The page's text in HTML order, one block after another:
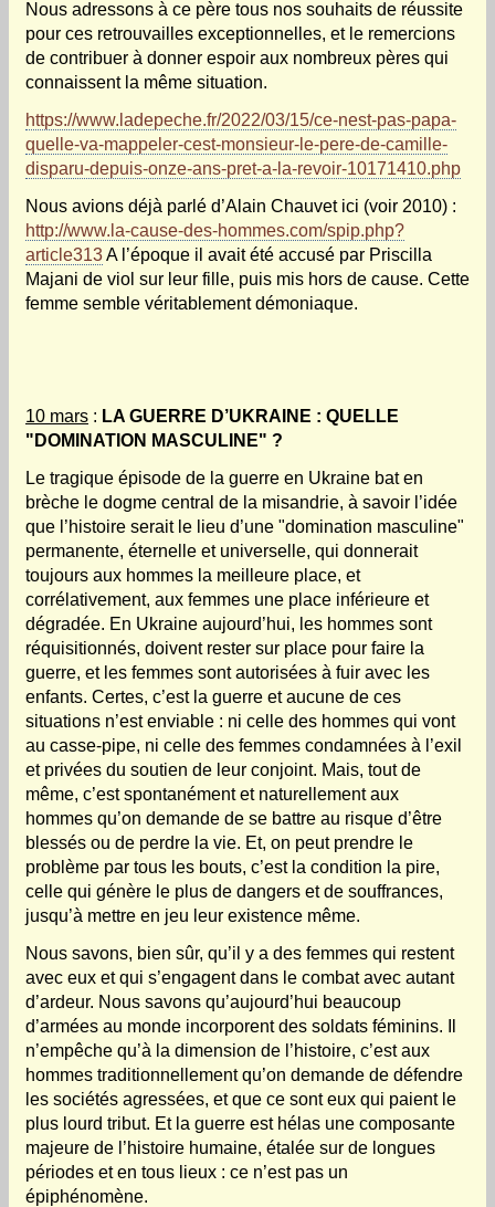
Nous adressons à ce père tous nos souhaits de réussite
pour ces retrouvailles exceptionnelles, et le remercions
de contribuer à donner espoir aux nombreux pères qui
connaissent la même situation.
https://www.ladepeche.fr/2022/03/15/ce-nest-pas-papa-
quelle-va-mappeler-cest-monsieur-le-pere-de-camille-
disparu-depuis-onze-ans-pret-a-la-revoir-10171410.php
Nous avions déjà parlé d’Alain Chauvet ici (voir 2010) :
http://www.la-cause-des-hommes.com/spip.php?
article313A l’époque il avait été accusé par Priscilla
Majani de viol sur leur fille, puis mis hors de cause. Cette
femme semble véritablement démoniaque.
10 mars : LA GUERRE D’UKRAINE : QUELLE
"DOMINATION MASCULINE" ?
Le tragique épisode de la guerre en Ukraine bat en
brèche le dogme central de la misandrie, à savoir l’idée
que l’histoire serait le lieu d’une "domination masculine"
permanente, éternelle et universelle, qui donnerait
toujours aux hommes la meilleure place, et
corrélativement, aux femmes une place inférieure et
dégradée. En Ukraine aujourd’hui, les hommes sont
réquisitionnés, doivent rester sur place pour faire la
guerre, et les femmes sont autorisées à fuir avec les
enfants. Certes, c’est la guerre et aucune de ces
situations n’est enviable : ni celle des hommes qui vont
au casse-pipe, ni celle des femmes condamnées à l’exil
et privées du soutien de leur conjoint. Mais, tout de
même, c’est spontanément et naturellement aux
hommes qu’on demande de se battre au risque d’être
blessés ou de perdre la vie. Et, on peut prendre le
problème par tous les bouts, c’est la condition la pire,
celle qui génère le plus de dangers et de souffrances,
jusqu’à mettre en jeu leur existence même.
Nous savons, bien sûr, qu’il y a des femmes qui restent
avec eux et qui s’engagent dans le combat avec autant
d’ardeur. Nous savons qu’aujourd’hui beaucoup
d’armées au monde incorporent des soldats féminins. Il
n’empêche qu’à la dimension de l’histoire, c’est aux
hommes traditionnellement qu’on demande de défendre
les sociétés agressées, et que ce sont eux qui paient le
plus lourd tribut. Et la guerre est hélas une composante
majeure de l’histoire humaine, étalée sur de longues
périodes et en tous lieux : ce n’est pas un
épiphénomène.